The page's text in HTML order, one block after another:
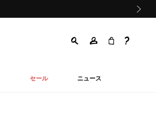
セール ニュース